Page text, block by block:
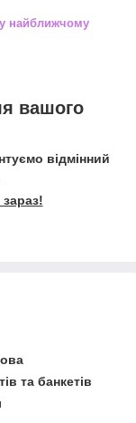
найближчому
вашого
відмінний
та банкетів